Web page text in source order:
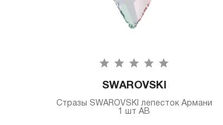
SWAROVSKI
Стразы SWAROVSKI лепесток Армани
1 шт AB